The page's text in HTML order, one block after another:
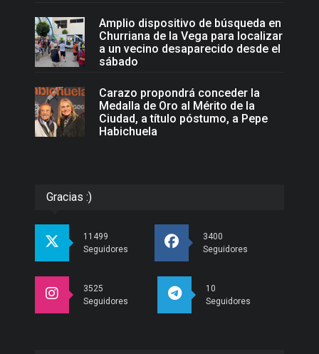
Amplio dispositivo de búsqueda en
Churriana de la Vega para localizar
a un vecino desaparecido desde el
sábado
Carazo propondrá conceder la
Medalla de Oro al Mérito de la
Ciudad, a título póstumo, a Pepe
Habichuela
Gracias :)
11499
Seguidores
3400
Seguidores
3525
Seguidores
10
Seguidores